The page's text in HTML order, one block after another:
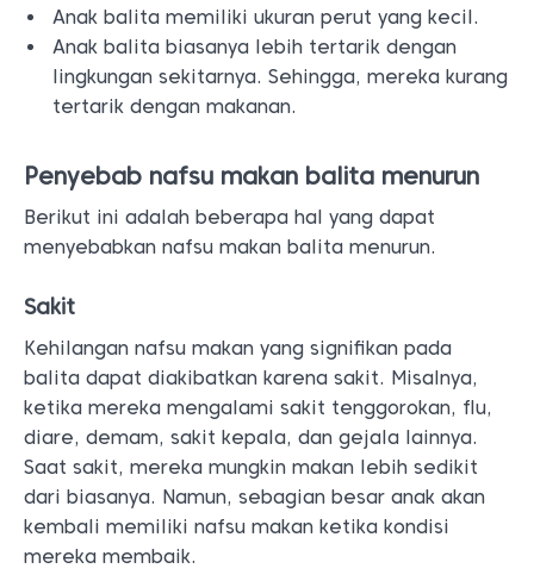
Anak balita memiliki ukuran perut yang kecil.
Anak balita biasanya lebih tertarik dengan
lingkungan sekitarnya. Sehingga, mereka kurang
tertarik dengan makanan.
Penyebab nafsu makan balita menurun
Berikut ini adalah beberapa hal yang dapat
menyebabkan nafsu makan balita menurun.
Sakit
Kehilangan nafsu makan yang signifikan pada
balita dapat diakibatkan karena sakit. Misalnya,
ketika mereka mengalami sakit tenggorokan, flu,
diare, demam, sakit kepala, dan gejala lainnya.
Saat sakit, mereka mungkin makan lebih sedikit
dari biasanya. Namun, sebagian besar anak akan
kembali memiliki nafsu makan ketika kondisi
mereka membaik.